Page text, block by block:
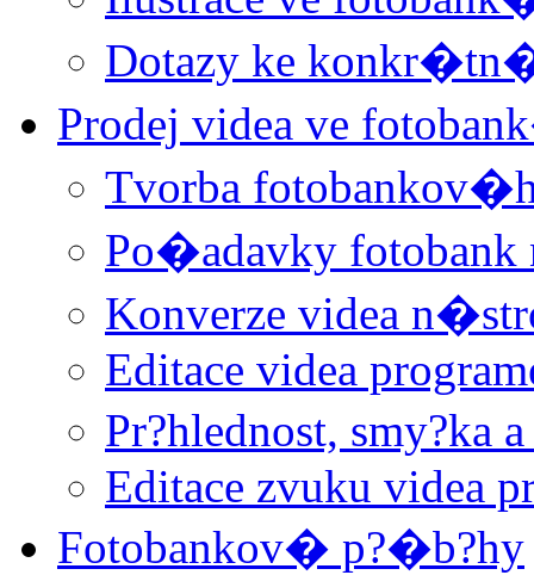
Dotazy ke
Prodej videa ve
Tvorba
Po�adavky
Konverze videa
Editace videa
Pr?hlednost, smy?ka
Editace zvuku videa
Fotobankov� p?�b?hy